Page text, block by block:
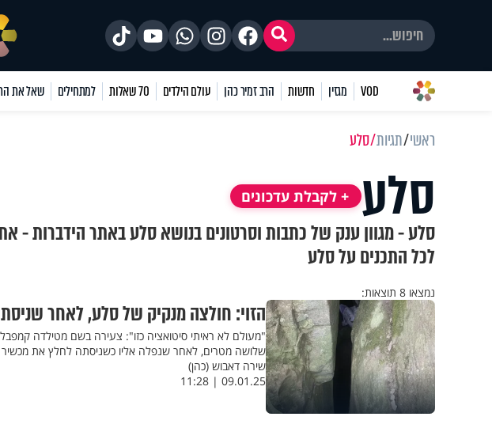
VOD מגזין חדשות הרב זמיר כהן עולם הילדים 70 שאלות למתחילים שאל את
ראשי תגיות סלע
סלע + לקבלת עדכונים
סלע - מגוון ענק של כתבות וסרטונים בנושא סלע באתר הידברות -
לכל התכנים על סלע
נמצאו 8 תוצאות:
הזוי: חולצה מנקיק של סלע, לאחר
"מעולם לא ראיתי סיטואציה כזו": צעירה בשם מטילדה
שלושה מטרים, לאחר שנפלה אליו כשניסתה לחלץ את
שירה דאבוש (כהן)
09.01.25 | 11:28